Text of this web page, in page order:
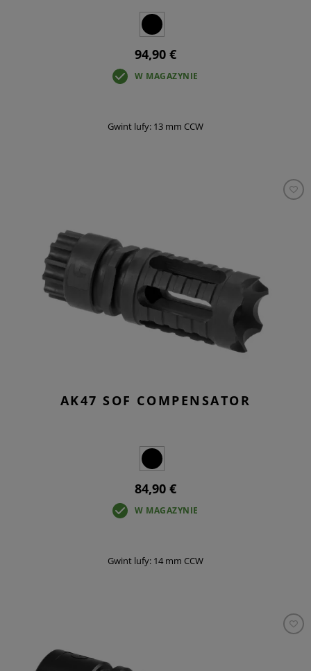
94,90 €
W MAGAZYNIE
Gwint lufy: 13 mm CCW
AK47 SOF COMPENSATOR
84,90 €
W MAGAZYNIE
Gwint lufy: 14 mm CCW